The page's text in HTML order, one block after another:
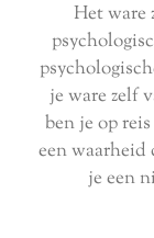
Het ware
je ware zelf
ben je op
een waarheid
je een